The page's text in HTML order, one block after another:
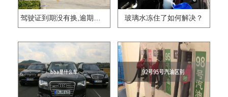
驾驶证到期没有换,逾期怎么办?? 玻璃水冻住了如何解决？